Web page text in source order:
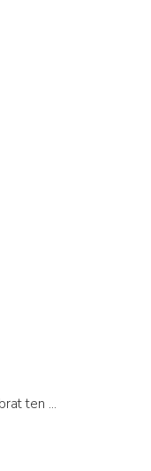
Parmigiano Reggiano: jak si správně vybrat ten pravý